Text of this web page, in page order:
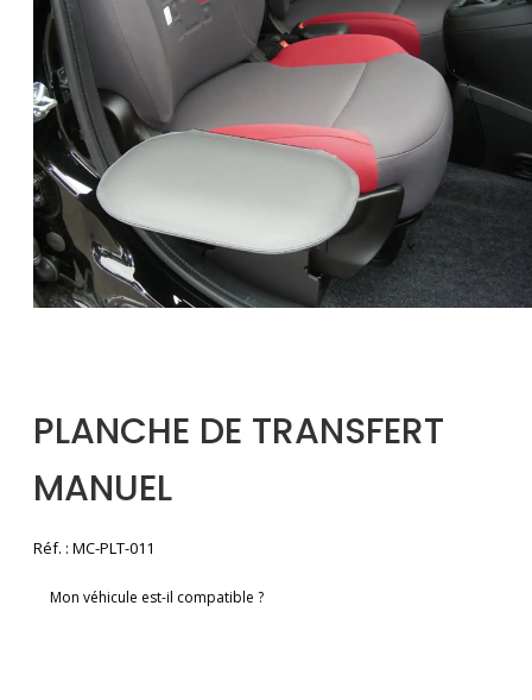
PLANCHE DE TRANSFERT
MANUEL
Réf. : MC-PLT-011
Mon véhicule est-il compatible ?